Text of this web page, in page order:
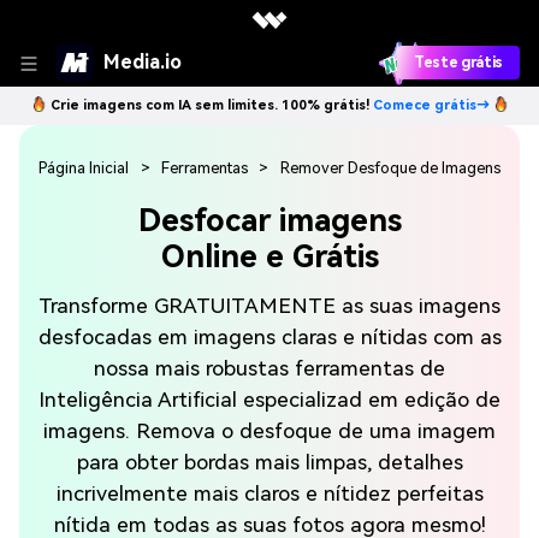
Media.io Teste grátis
Crie imagens com IA sem limites. 100% grátis! Comece grátis→
Página Inicial > Ferramentas > Remover Desfoque de Imagens
Desfocar imagens
Online e Grátis
Transforme GRATUITAMENTE as suas imagens
desfocadas em imagens claras e nítidas com as
nossa mais robustas ferramentas de
Inteligência Artificial especializad em edição de
imagens. Remova o desfoque de uma imagem
para obter bordas mais limpas, detalhes
incrivelmente mais claros e nítidez perfeitas
nítida em todas as suas fotos agora mesmo!